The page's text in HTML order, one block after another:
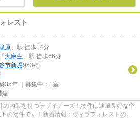
レスト
原 」駅 徒歩14分
「 大麻生 」駅 徒歩66分
市新堀953-6
35年 ｜募集中： 1室
建
の内装を持つデザイナーズ！物件は通風良好な空
の物件です！新着情報：ヴィラフォレストの空